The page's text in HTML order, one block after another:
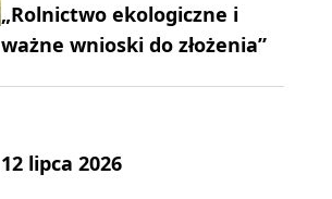
„Rolnictwo ekologiczne i
ważne wnioski do złożenia”
12 lipca 2026